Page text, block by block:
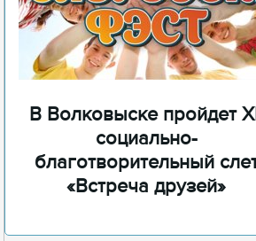
В Волковыске пройдет
социально-
благотворительный
«Встреча друзей»